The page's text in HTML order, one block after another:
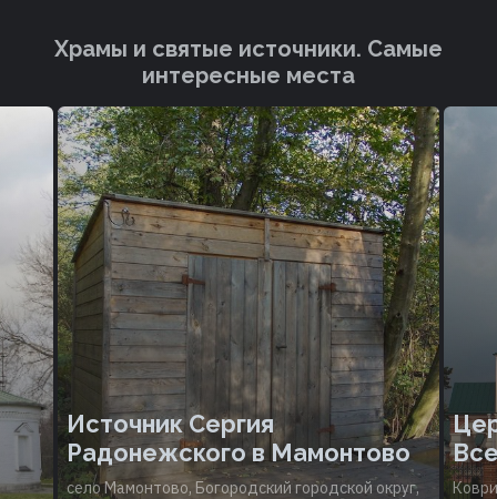
Храмы и святые источники. Cамые
интересные места
Источник Сергия
Радонежского в Мамонтово
село Мамонтово, Богородский городской округ,